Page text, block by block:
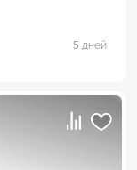
5 дней